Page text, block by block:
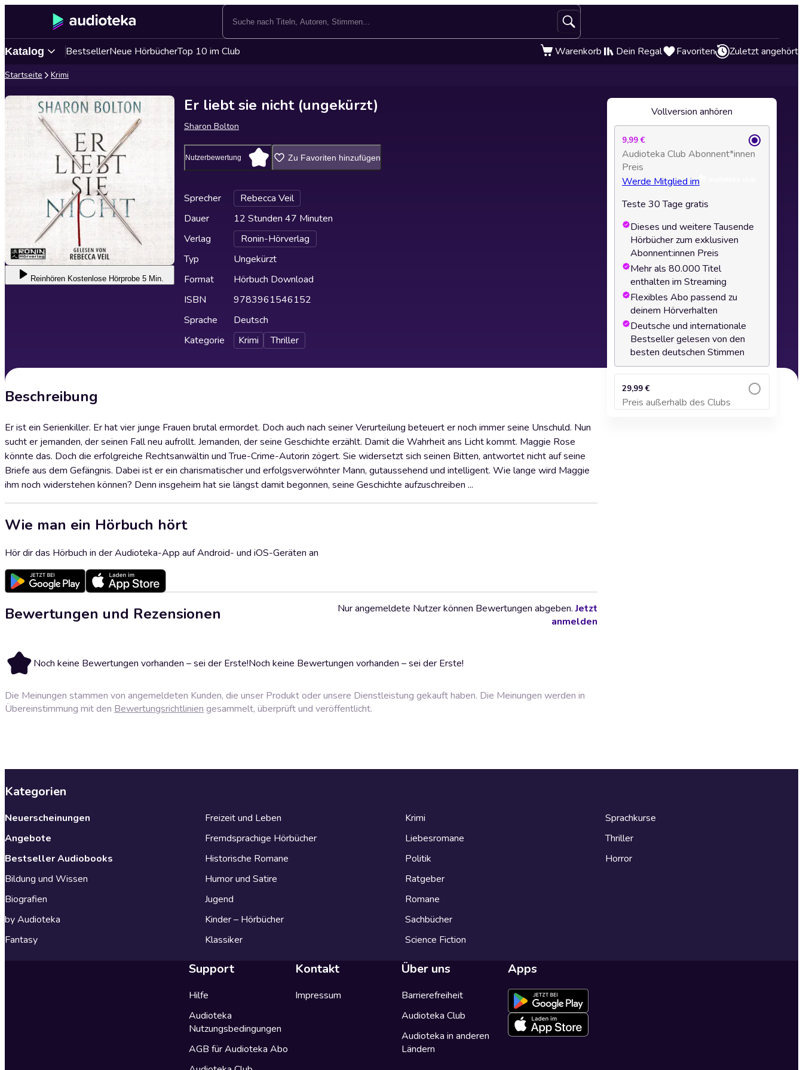
Katalog BestsellerNeue HörbücherTop 10 im Club Warenkorb Dein Regal Favoriten Zuletzt angehört
Startseite Krimi
Reinhören Kostenlose Hörprobe 5 Min.
Er liebt sie nicht (ungekürzt)
Sharon Bolton
Nutzerbewertung Zu Favoriten hinzufügen
Sprecher
Rebecca Veil
Dauer
12 Stunden 47 Minuten
Verlag
Ronin-Hörverlag
Typ
Ungekürzt
Format
Hörbuch Download
ISBN
9783961546152
Sprache
Deutsch
Kategorie
Krimi Thriller
Beschreibung
Er ist ein Serienkiller. Er hat vier junge Frauen brutal ermordet. Doch auch nach seiner Verurteilung beteuert er noch immer seine Unschuld. Nun
sucht er jemanden, der seinen Fall neu aufrollt. Jemanden, der seine Geschichte erzählt. Damit die Wahrheit ans Licht kommt. Maggie Rose
könnte das. Doch die erfolgreiche Rechtsanwältin und True-Crime-Autorin zögert. Sie widersetzt sich seinen Bitten, antwortet nicht auf seine
Briefe aus dem Gefängnis. Dabei ist er ein charismatischer und erfolgsverwöhnter Mann, gutaussehend und intelligent. Wie lange wird Maggie
ihm noch widerstehen können? Denn insgeheim hat sie längst damit begonnen, seine Geschichte aufzuschreiben ...
Wie man ein Hörbuch hört
Hör dir das Hörbuch in der Audioteka-App auf Android- und iOS-Geräten an
Bewertungen und Rezensionen
Noch keine Bewertungen vorhanden – sei der Erste!Noch keine Bewertungen vorhanden – sei der Erste!
Nur angemeldete Nutzer können Bewertungen abgeben.Jetzt
anmelden
Die Meinungen stammen von angemeldeten Kunden, die unser Produkt oder unsere Dienstleistung gekauft haben. Die Meinungen werden in
Übereinstimmung mit den Bewertungsrichtlinien gesammelt, überprüft und veröffentlicht.
Vollversion anhören
9,99 €
Audioteka Club Abonnent*innen
Preis
Werde Mitglied im
Teste 30 Tage gratis
Dieses und weitere Tausende
Hörbücher zum exklusiven
Abonnent:innen Preis
Mehr als 80.000 Titel
enthalten im Streaming
Flexibles Abo passend zu
deinem Hörverhalten
Deutsche und internationale
Bestseller gelesen von den
besten deutschen Stimmen
29,99 €
Preis außerhalb des Clubs
Zum Warenkorb hinzufügen
Kategorien
Neuerscheinungen
Angebote
Bestseller Audiobooks
Bildung und Wissen
Biografien
by Audioteka
Fantasy
Freizeit und Leben
Fremdsprachige Hörbücher
Historische Romane
Humor und Satire
Jugend
Kinder – Hörbücher
Klassiker
Krimi
Liebesromane
Politik
Ratgeber
Romane
Sachbücher
Science Fiction
Sprachkurse
Thriller
Horror
Support
Hilfe
Audioteka
Nutzungsbedingungen
AGB für Audioteka Abo
Kontakt
Impressum
Über uns
Barrierefreiheit
Audioteka Club
Audioteka in anderen
Ländern
Apps